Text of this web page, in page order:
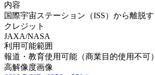
内容
国際宇宙ステーション（ISS）から離脱
クレジット
JAXA/NASA
利用可能範囲
報道・教育使用可能（商業目的使用不可）
高解像度画像